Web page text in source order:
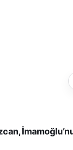
Facebook